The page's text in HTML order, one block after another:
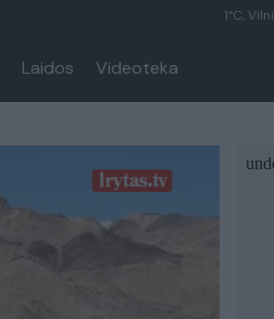
1°C,
Laidos Videoteka